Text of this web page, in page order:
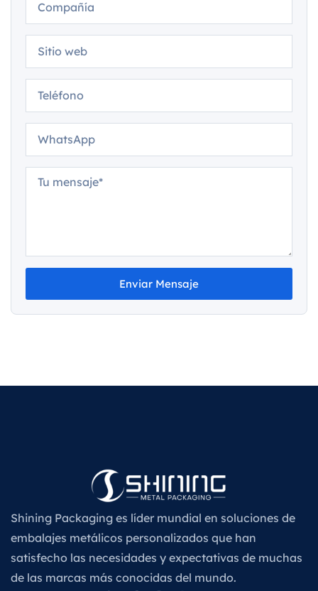
Enviar Mensaje
Shining Packaging es líder mundial en soluciones de
embalajes metálicos personalizados que han
satisfecho las necesidades y expectativas de muchas
de las marcas más conocidas del mundo.